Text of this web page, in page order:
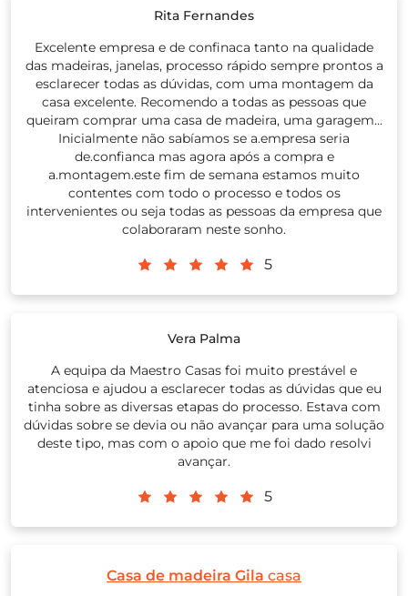
Rita Fernandes
Excelente empresa e de confinaca tanto na qualidade
das madeiras, janelas, processo rápido sempre prontos a
esclarecer todas as dúvidas, com uma montagem da
casa excelente. Recomendo a todas as pessoas que
queiram comprar uma casa de madeira, uma garagem...
Inicialmente não sabíamos se a.empresa seria
de.confianca mas agora após a compra e
a.montagem.este fim de semana estamos muito
contentes com todo o processo e todos os
intervenientes ou seja todas as pessoas da empresa que
colaboraram neste sonho.
5
Vera Palma
A equipa da Maestro Casas foi muito prestável e
atenciosa e ajudou a esclarecer todas as dúvidas que eu
tinha sobre as diversas etapas do processo. Estava com
dúvidas sobre se devia ou não avançar para uma solução
deste tipo, mas com o apoio que me foi dado resolvi
avançar.
5
Casa de madeira Gila casa